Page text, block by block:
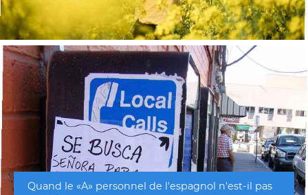
Quand le «A» personnel de l'espagnol n'est-il pas